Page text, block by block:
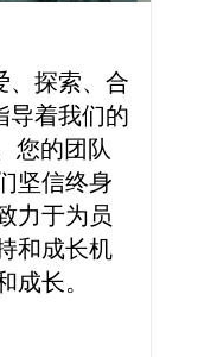
、探索、合
导着我们的
您的团队
坚信终身
力于为员
和成长机
成长。